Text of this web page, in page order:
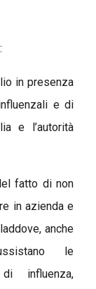
in presenza
e di
e l’autorità
fatto di non
in azienda e
anche
le
influenza,